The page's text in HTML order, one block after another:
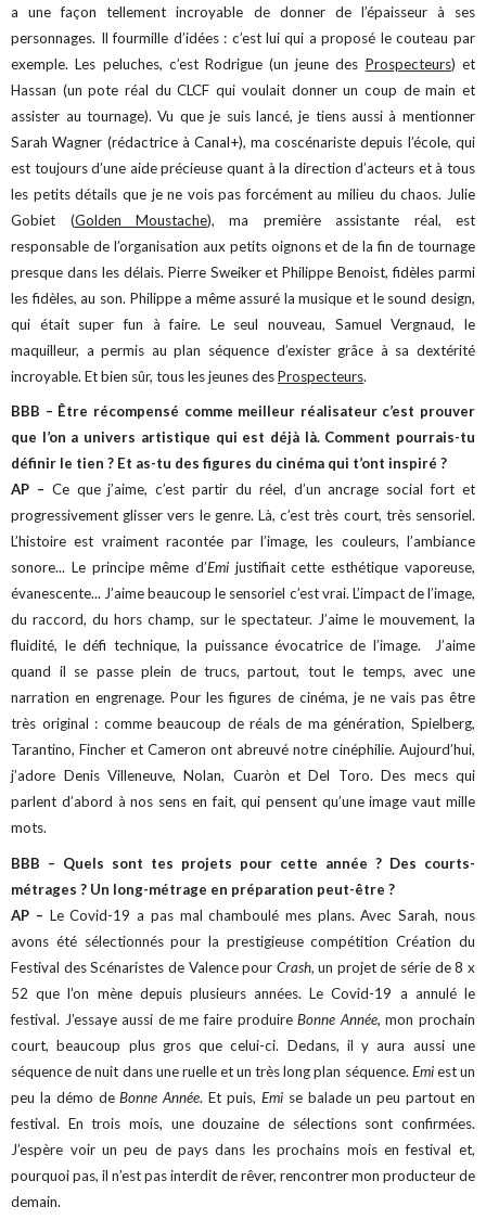
a une façon tellement incroyable de donner de l’épaisseur à ses
personnages. Il fourmille d’idées : c’est lui qui a proposé le couteau par
exemple.Les peluches, c’est Rodrigue (un jeune des Prospecteurs) et
Hassan (un pote réal du CLCF qui voulait donner un coup de main et
assister au tournage).Vu que je suis lancé, je tiens aussi à mentionner
Sarah Wagner (rédactrice à Canal+), ma coscénariste depuis l’école, qui
est toujours d’une aide précieuse quant à la direction d’acteurs et à tous
les petits détails que je ne vois pas forcément au milieu du chaos. Julie
Gobiet (Golden Moustache), ma première assistante réal, est
responsable de l’organisation aux petits oignons et de la fin de tournage
presque dans les délais. Pierre Sweiker et Philippe Benoist, fidèles parmi
les fidèles, au son. Philippe a même assuré la musique et le sound design,
qui était super fun à faire. Le seul nouveau, Samuel Vergnaud, le
maquilleur, a permis au plan séquence d’exister grâce à sa dextérité
incroyable. Et bien sûr, tous les jeunes desProspecteurs.
BBB – Être récompensé comme meilleur réalisateur c’est prouver
que l’on a univers artistique qui est déjà là. Comment pourrais-tu
définir le tien ? Et as-tu des figures du cinéma qui t’ont inspiré ?
AP – Ce que j’aime, c’est partir du réel, d’un ancrage social fort et
progressivement glisser vers le genre. Là, c’est très court, très sensoriel.
L’histoire est vraiment racontée par l’image, les couleurs, l’ambiance
sonore... Le principe même d’Emi justifiait cette esthétique vaporeuse,
évanescente... J’aime beaucoup le sensoriel c’est vrai. L’impact de l’image,
du raccord, du hors champ, sur le spectateur. J’aime le mouvement, la
fluidité, le défi technique, la puissance évocatrice de l’image. J’aime
quand il se passe plein de trucs, partout, tout le temps, avec une
narration en engrenage.Pour les figures de cinéma, je ne vais pas être
très original : comme beaucoup de réals de ma génération, Spielberg,
Tarantino, Fincher et Cameron ont abreuvé notre cinéphilie. Aujourd’hui,
j’adore Denis Villeneuve, Nolan, Cuaròn et Del Toro. Des mecs qui
parlent d’abord à nos sens en fait, qui pensent qu’une image vaut mille
mots.
BBB – Quels sont tes projets pour cette année ? Des courts-
métrages ? Un long-métrage en préparation peut-être ?
AP – Le Covid-19 a pas mal chamboulé mes plans.Avec Sarah, nous
avons été sélectionnés pour la prestigieuse compétition Création du
Festival des Scénaristes de Valence pour Crash, un projet de série de 8 x
52 que l’on mène depuis plusieurs années. Le Covid-19 a annulé le
festival. J’essaye aussi de me faire produireBonne Année, mon prochain
court, beaucoup plus gros que celui-ci. Dedans, il y aura aussi une
séquence de nuit dans une ruelle et un très long plan séquence. Emiest un
peu la démo deBonne Année.Et puis, Emise balade un peu partout en
festival. En trois mois, une douzaine de sélections sont confirmées.
J’espère voir un peu de pays dans les prochains mois en festival et,
pourquoi pas, il n’est pas interdit de rêver, rencontrer mon producteur de
demain.